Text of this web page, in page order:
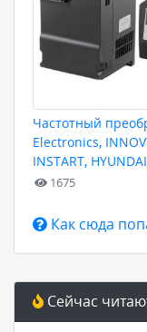
Частотный
Electronics,
INSTART,
1675
Как сюда
Сейчас